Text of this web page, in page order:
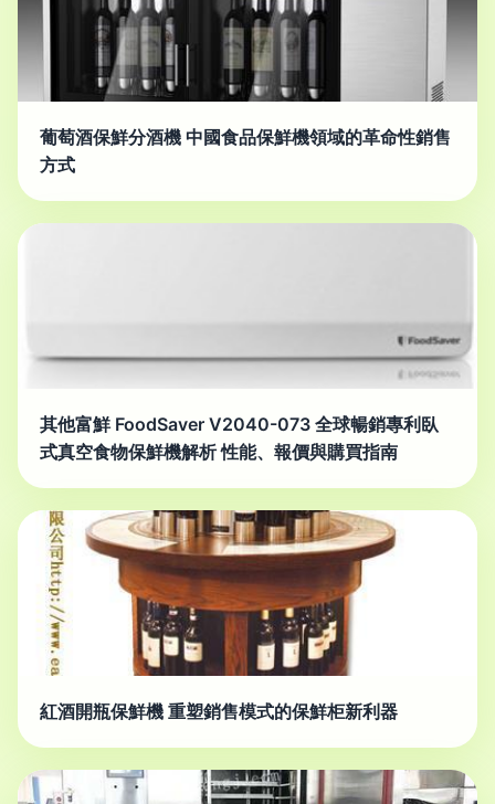
葡萄酒保鮮分酒機 中國食品保鮮機領域的革命性銷售
方式
其他富鮮 FoodSaver V2040-073 全球暢銷專利臥
式真空食物保鮮機解析 性能、報價與購買指南
紅酒開瓶保鮮機 重塑銷售模式的保鮮柜新利器